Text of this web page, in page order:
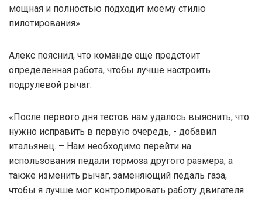
мощная и полностью подходит моему стилю
пилотирования».
Алекс пояснил, что команде еще предстоит
определенная работа, чтобы лучше настроить
подрулевой рычаг.
«После первого дня тестов нам удалось выяснить, что
нужно исправить в первую очередь, - добавил
итальянец. – Нам необходимо перейти на
использования педали тормоза другого размера, а
также изменить рычаг, заменяющий педаль газа,
чтобы я лучше мог контролировать работу двигателя